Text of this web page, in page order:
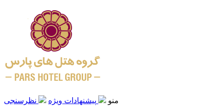
منو پیشنهادات ویژه نظرسنجی